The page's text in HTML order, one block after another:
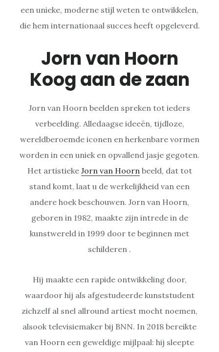
een unieke, moderne stijl weten te ontwikkelen,
die hem internationaal succes heeft opgeleverd.
Jorn van Hoorn
Koog aan de zaan
Jorn van Hoorn beelden spreken tot ieders
verbeelding. Alledaagse ideeën, tijdloze,
wereldberoemde iconen en herkenbare vormen
worden in een uniek en opvallend jasje gegoten.
Het artistieke Jorn van Hoorn beeld, dat tot
stand komt, laat u de werkelijkheid van een
andere hoek beschouwen. Jorn van Hoorn,
geboren in 1982, maakte zijn intrede in de
kunstwereld in 1999 door te beginnen met
schilderen .
Hij maakte een rapide ontwikkeling door,
waardoor hij als afgestudeerde kunststudent
zichzelf al snel allround artiest mocht noemen,
alsook televisiemaker bij BNN. In 2018 bereikte
van Hoorn een geweldige mijlpaal: hij sleepte